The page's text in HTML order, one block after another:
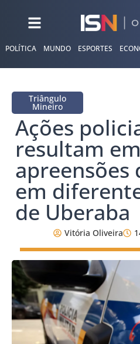
POLÍTICA MUNDO ESPORTES
Triângulo
Mineiro
Ações
resultam
apreensões
em
de Uberaba
Vitória Oliveira